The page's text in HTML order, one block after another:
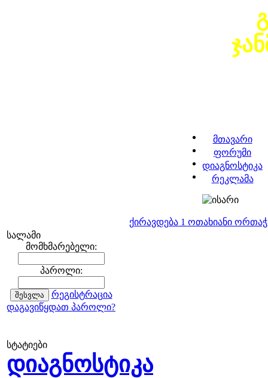
მთავარი
ფორუმი
დიაგნოსტიკა
რეკლამა
ქირავდება 1 ოთახიანი
სალამი
მომხმარებელი:
პაროლი:
რეგისტრაცია
დაგავიწყდათ პაროლი?
სტატიები
დიაგნოსტიკა